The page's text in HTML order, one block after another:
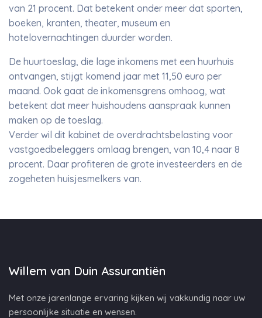
van 21 procent. Dat betekent onder meer dat sporten,
boeken, kranten, theater, museum en
hotelovernachtingen duurder worden.
De huurtoeslag, die lage inkomens met een huurhuis
ontvangen, stijgt komend jaar met 11,50 euro per
maand. Ook gaat de inkomensgrens omhoog, wat
betekent dat meer huishoudens aanspraak kunnen
maken op de toeslag.
Verder wil dit kabinet de overdrachtsbelasting voor
vastgoedbeleggers omlaag brengen, van 10,4 naar 8
procent. Daar profiteren de grote investeerders en de
zogeheten huisjesmelkers van.
Willem van Duin Assurantiën
Met onze jarenlange ervaring kijken wij vakkundig naar uw
persoonlijke situatie en wensen.